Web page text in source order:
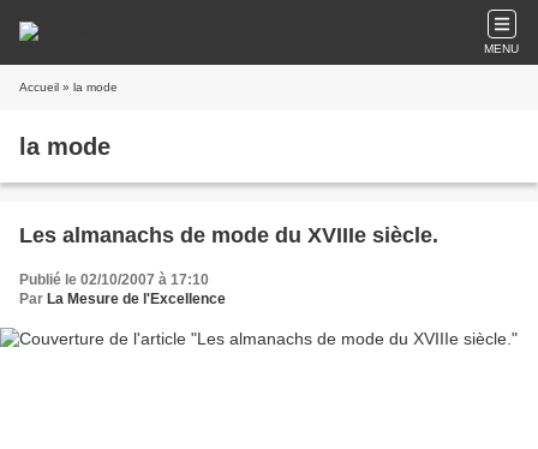
MENU
Accueil » la mode
la mode
Les almanachs de mode du XVIIIe siècle.
Publié le 02/10/2007 à 17:10
Par La Mesure de l'Excellence